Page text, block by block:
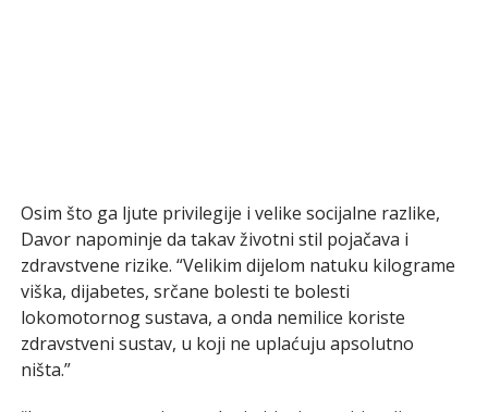
Osim što ga ljute privilegije i velike socijalne razlike,
Davor napominje da takav životni stil pojačava i
zdravstvene rizike. “Velikim dijelom natuku kilograme
viška, dijabetes, srčane bolesti te bolesti
lokomotornog sustava, a onda nemilice koriste
zdravstveni sustav, u koji ne uplaćuju apsolutno
ništa.”